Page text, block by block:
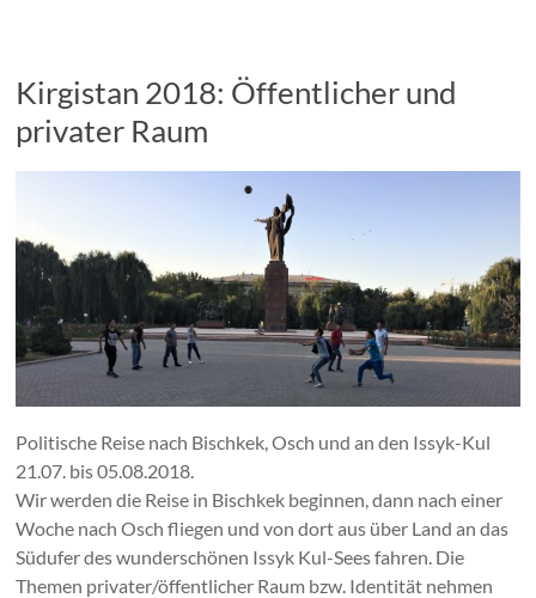
Kirgistan 2018: Öffentlicher und
privater Raum
Politische Reise nach Bischkek, Osch und an den Issyk-Kul
21.07. bis 05.08.2018.
Wir werden die Reise in Bischkek beginnen, dann nach einer
Woche nach Osch fliegen und von dort aus über Land an das
Südufer des wunderschönen Issyk Kul-Sees fahren. Die
Themen privater/öffentlicher Raum bzw. Identität nehmen